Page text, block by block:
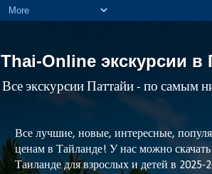
Thai-Online экскурсии в
Все экскурсии Паттайи - по самым
Все лучшие, новые, интересные,
ценам в Тайланде! У нас можно
Таиланде для взрослых и детей в